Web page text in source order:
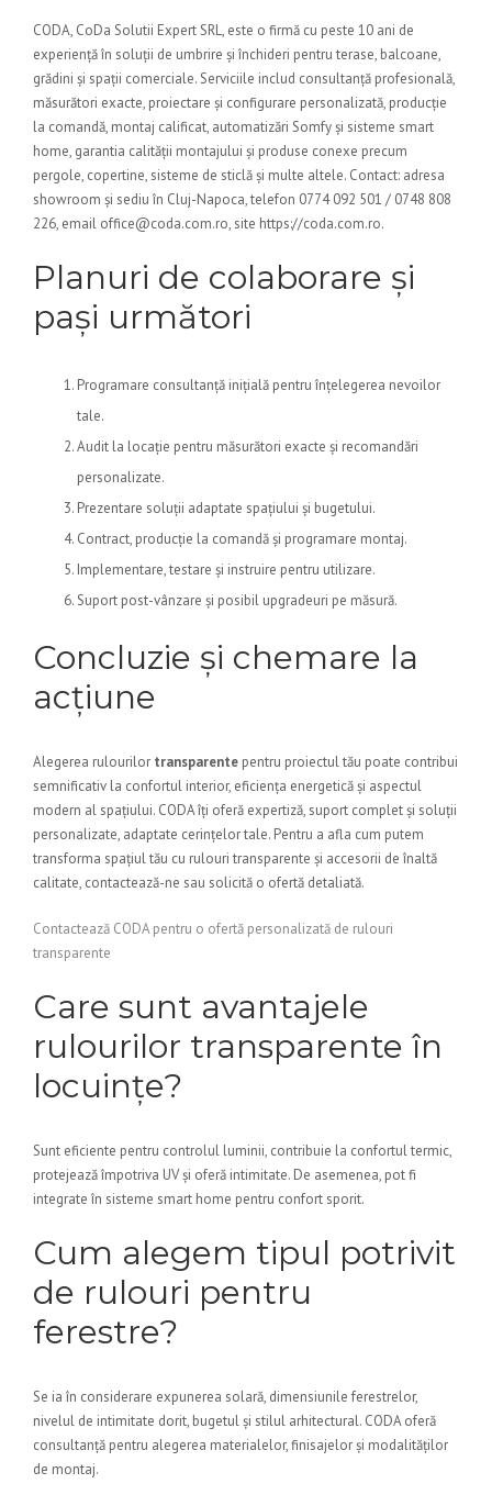
CODA, CoDa Solutii Expert SRL, este o firmă cu peste 10 ani de
experiență în soluții de umbrire și închideri pentru terase, balcoane,
grădini și spații comerciale. Serviciile includ consultanță profesională,
măsurători exacte, proiectare și configurare personalizată, producție
la comandă, montaj calificat, automatizări Somfy și sisteme smart
home, garantia calității montajului și produse conexe precum
pergole, copertine, sisteme de sticlă și multe altele. Contact: adresa
showroom și sediu în Cluj-Napoca, telefon 0774 092 501 / 0748 808
226, email office@coda.com.ro, site https://coda.com.ro.
Planuri de colaborare și
pași următori
Programare consultanță inițială pentru înțelegerea nevoilor
tale.
Audit la locație pentru măsurători exacte și recomandări
personalizate.
Prezentare soluții adaptate spațiului și bugetului.
Contract, producție la comandă și programare montaj.
Implementare, testare și instruire pentru utilizare.
Suport post-vânzare și posibil upgradeuri pe măsură.
Concluzie și chemare la
acțiune
Alegerea rulourilor transparente pentru proiectul tău poate contribui
semnificativ la confortul interior, eficiența energetică și aspectul
modern al spațiului. CODA îți oferă expertiză, suport complet și soluții
personalizate, adaptate cerințelor tale. Pentru a afla cum putem
transforma spațiul tău cu rulouri transparente și accesorii de înaltă
calitate, contactează-ne sau solicită o ofertă detaliată.
Contactează CODA pentru o ofertă personalizată de rulouri
transparente
Care sunt avantajele
rulourilor transparente în
locuințe?
Sunt eficiente pentru controlul luminii, contribuie la confortul termic,
protejează împotriva UV și oferă intimitate. De asemenea, pot fi
integrate în sisteme smart home pentru confort sporit.
Cum alegem tipul potrivit
de rulouri pentru
ferestre?
Se ia în considerare expunerea solară, dimensiunile ferestrelor,
nivelul de intimitate dorit, bugetul și stilul arhitectural. CODA oferă
consultanță pentru alegerea materialelor, finisajelor și modalităților
de montaj.